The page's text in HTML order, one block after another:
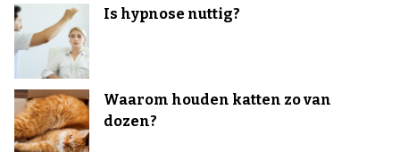
Is hypnose nuttig?
Waarom houden katten zo van
dozen?